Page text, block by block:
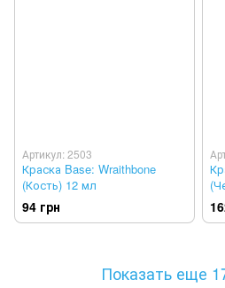
Артикул: 2503
Краска Base: Wraithbone
(Кость) 12 мл
94 грн
Показать еще